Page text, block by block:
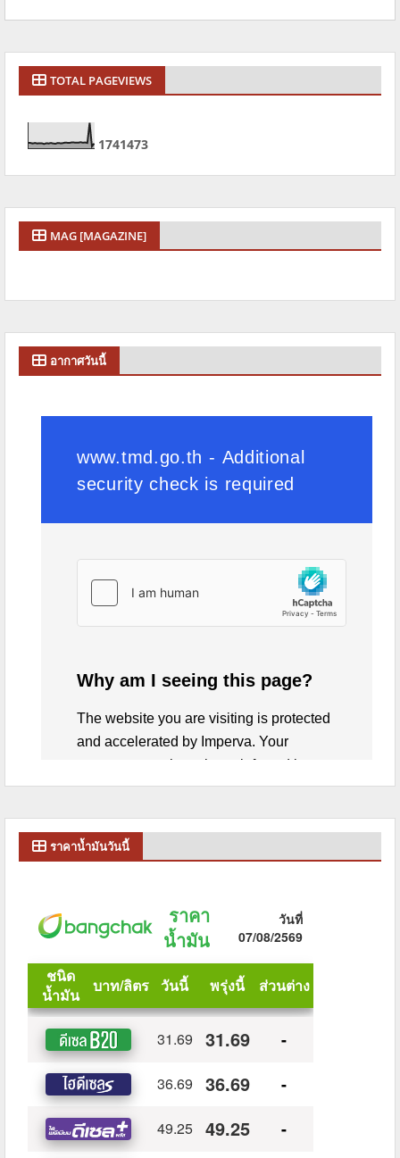
TOTAL PAGEVIEWS
1741473
MAG [MAGAZINE]
อากาศวันนี้
ราคาน้ำมันวันนี้